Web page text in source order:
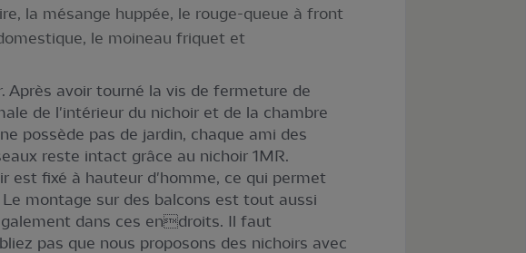
la mésange huppée, le rouge-queue à front
le moineau friquet et
avoir tourné la vis de fermeture de
de l'intérieur du nichoir et de la chambre
possède pas de jardin, chaque ami des
reste intact grâce au nichoir 1MR.
est fixé à hauteur d'homme, ce qui permet
montage sur des balcons est tout aussi
dans ces endroits. Il faut
pas que nous proposons des nichoirs avec